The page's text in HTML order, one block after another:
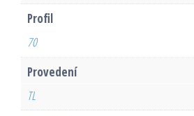
Profil
70
Provedení
TL